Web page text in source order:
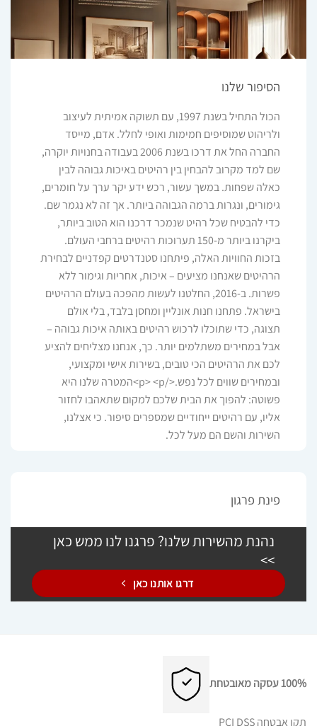
הסיפור שלנו
הכול התחיל בשנת 1997, עם תשוקה אמיתית לעיצוב
ולריהוט שמוסיפים חמימות ואופי לחלל. אדם, מייסד
החברה החל את דרכו בשנת 2006 בעבודה בחנויות יוקרה,
שם למד מקרוב להבחין בין רהיטים באיכות גבוהה לבין
כאלה שפחות. במשך עשור, רכש ידע יקר ערך על חומרים,
גימורים, ונגרות ברמה הגבוהה ביותר. אך זה לא נגמר שם.
כדי להבטיח שכל רהיט שנמכר דרכנו הוא הטוב ביותר,
ביקרנו ביותר מ-150 תערוכות רהיטים ברחבי העולם.
בזכות החוויות האלה, פיתחנו סטנדרטים קפדניים לבחירת
הרהיטים שאנחנו מציעים – איכות, אחריות וגימור ללא
פשרות. ב-2016, החלטנו לעשות מהפכה בעולם הרהיטים
בישראל. פתחנו חנות אונליין ומחסן בלבד, בלי אולם
תצוגה, כדי שתוכלו לרכוש רהיטים באותה איכות גבוהה –
אבל במחירים משתלמים יותר. כך, אנחנו מצליחים להציע
לכם את הרהיטים הכי טובים, בשירות אישי ומקצועי,
ובמחירים שווים לכל נפש.</p> <p>המטרה שלנו היא
פשוטה: להפוך את הבית שלכם למקום שתאהבו לחזור
אליו, עם רהיטים ייחודיים שמספרים סיפור. כי אצלנו,
השירות והשם הם מעל לכל.
פינת פרגון
נהנת מהשירות שלנו? פרגנו לנו ממש כאן
>>
דרגו אותנו כאן
100% עסקה מאובטחת
תקן אבטחה PCI DSS